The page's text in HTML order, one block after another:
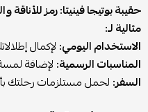
حقيبة بوتيجا فينيتا: رمز للأناقة
مثالية لـ:
الاستخدام اليومي: لإكمال
المناسبات الرسمية: لإضافة
السفر: لحمل مستلزمات رحلتك